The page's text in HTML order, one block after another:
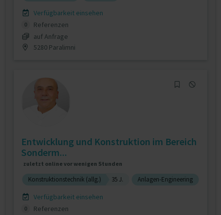
Verfügbarkeit einsehen
0
Referenzen
auf Anfrage
5280 Paralimni
Entwicklung und Konstruktion im Bereich
Sonderm...
zuletzt online vor wenigen Stunden
Konstruktionstechnik (allg.) 35 J. Anlagen-Engineering
Verfügbarkeit einsehen
0
Referenzen